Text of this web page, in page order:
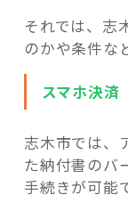
それでは、志
のかや条件な
スマホ決済
志木市では、
た納付書のバ
手続きが可能